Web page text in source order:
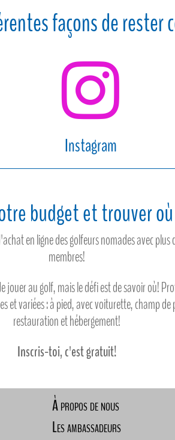
façons de rester

Instagram
budget et trouver
en ligne des golfeurs nomades avec plus
membres!
jouer au golf, mais le défi est de savoir où!
et variées : à pied, avec voiturette, champ
restauration et hébergement!
Inscris-toi, c'est gratuit!
À propos de nous
Les ambassadeurs